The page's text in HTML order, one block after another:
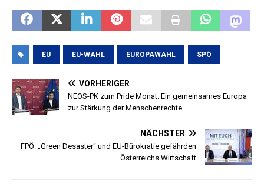
EU EU-WAHL EUROPAWAHL SPÖ
VORHERIGER
NEOS-PK zum Pride Monat: Ein gemeinsames Europa
zur Stärkung der Menschenrechte
NÄCHSTER
FPÖ: „Green Desaster“ und EU-Bürokratie gefährden
Österreichs Wirtschaft